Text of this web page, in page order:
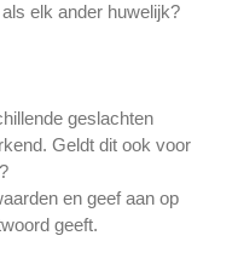
elk ander huwelijk?
geslachten
Geldt dit ook voor
en geef aan op
geeft.